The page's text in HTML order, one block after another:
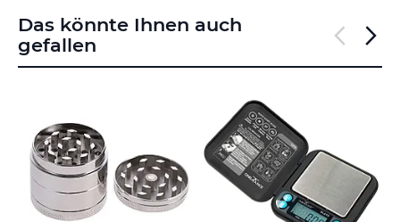
Das könnte Ihnen auch
gefallen